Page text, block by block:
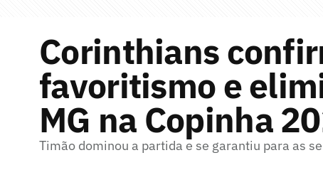
Corinthians
favoritismo e
MG na Copinha
Timão dominou a partida e se garantiu para as